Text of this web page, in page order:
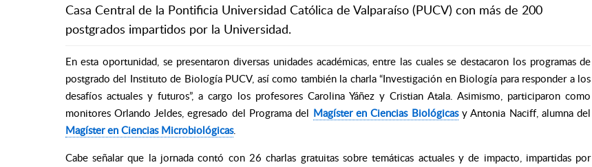
Casa Central de la Pontificia Universidad Católica de Valparaíso (PUCV) con más de 200
postgrados impartidos por la Universidad.
En esta oportunidad, se presentaron diversas unidades académicas, entre las cuales se destacaron los programas de
postgrado del Instituto de Biología PUCV, así como también la charla “Investigación en Biología para responder a los
desafíos actuales y futuros”, a cargo los profesores Carolina Yáñez y Cristian Atala. Asimismo, participaron como
monitores Orlando Jeldes, egresado del Programa del Magíster en Ciencias Biológicasy Antonia Naciff, alumna del
Magíster en Ciencias Microbiológicas.
Cabe señalar que la jornada contó con 26 charlas gratuitas sobre temáticas actuales y de impacto, impartidas por